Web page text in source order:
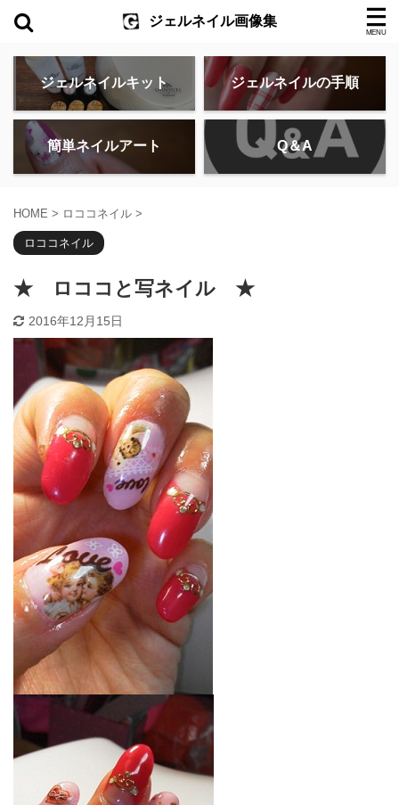
ジェルネイル画像集
ジェルネイルキット ジェルネイルの手順
簡単ネイルアート Q＆A
HOME > ロココネイル >
ロココネイル
★ ロココと写ネイル ★
2016年12月15日